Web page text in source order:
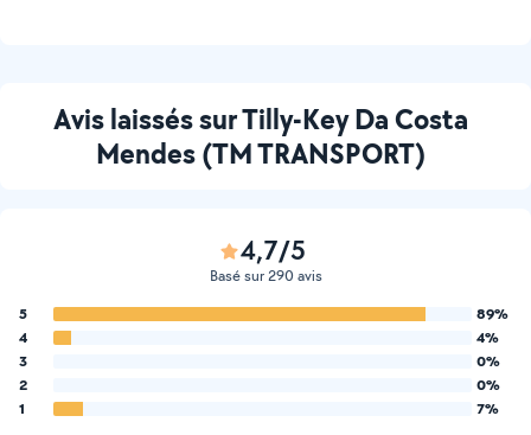
Avis laissés sur Tilly-Key Da Costa
Mendes (TM TRANSPORT)
4,7/5
Basé sur 290 avis
5
89%
4
4%
3
0%
2
0%
1
7%